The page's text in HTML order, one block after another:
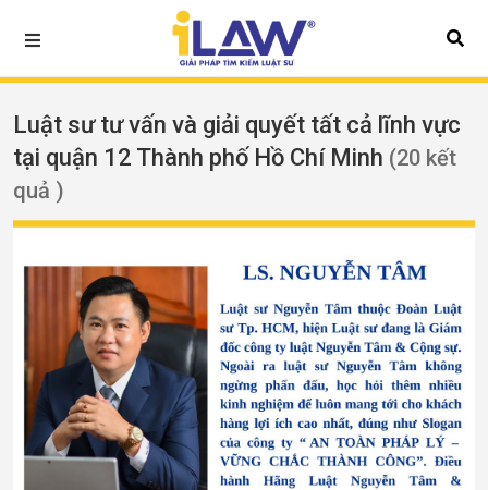
Luật sư tư vấn và giải quyết tất cả lĩnh vực
tại quận 12 Thành phố Hồ Chí Minh (20 kết
quả )